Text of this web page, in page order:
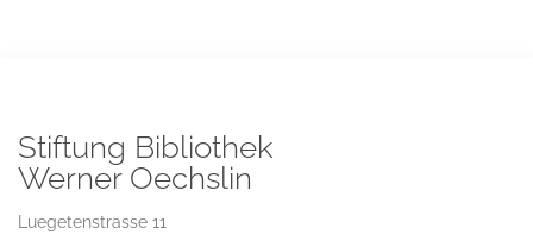
Stiftung Bibliothek
Werner Oechslin
Luegetenstrasse 11